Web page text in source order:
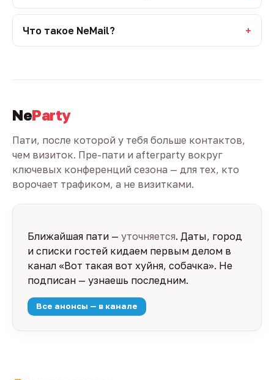
Что такое NeMail?
NeParty
Пати, после которой у тебя больше контактов,
чем визиток. Пре-пати и afterparty вокруг
ключевых конференций сезона — для тех, кто
ворочает трафиком, а не визитками.
Ближайшая пати — уточняется. Даты, город
и списки гостей кидаем первым делом в
канал «Вот такая вот хуйня, собачка». Не
подписан — узнаешь последним.
Все анонсы — в канале